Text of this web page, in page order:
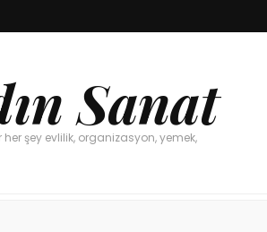
Sanat
her şey evlilik, organizasyon, yemek,